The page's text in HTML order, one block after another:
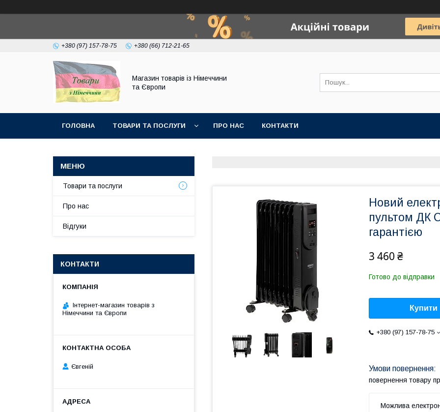
+380 (97) 157-78-75 +380 (66) 712-21-65
Магазин товарів із Німеччини
та Європи
ГОЛОВНА ТОВАРИ ТА ПОСЛУГИ ПРО НАС КОНТАКТИ
Новий
пультом ДК
гарантією
3 460 ₴
Готово до відправки
Купити
+380 (97) 157-78-75
повернення товару
Товари та послуги
Про нас
Відгуки
КОНТАКТИ
Інтернет-магазин товарів з
Німеччини та Європи
Євгеній